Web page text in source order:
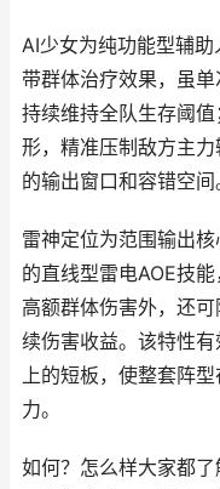
AI少女为纯功能型辅
带群体治疗效果，虽
持续维持全队生存阈
形，精准压制敌方主
的输出窗口和容错空间
雷神定位为范围输出
的直线型雷电AOE技
高额群体伤害外，还
续伤害收益。该特性
上的短板，使整套阵
力。
如何？怎么样大家都了